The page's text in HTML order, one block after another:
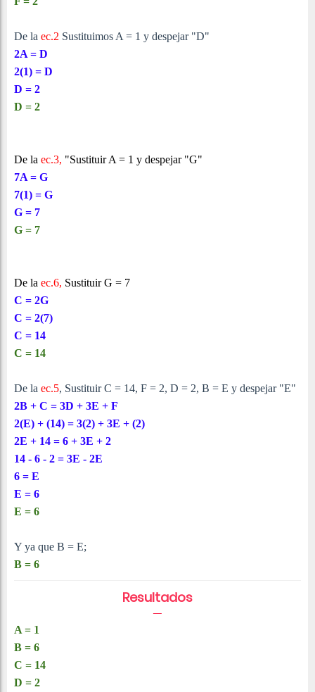
De la ec.2 Sustituimos A = 1 y despejar "D"
2A = D
2(1) = D
D = 2
D = 2
De la ec.3, "Sustituir A = 1 y despejar "G"
7A = G
7(1) = G
G = 7
G = 7
De la ec.6, Sustituir G = 7
C = 2G
C = 2(7)
C = 14
C = 14
De la ec.5, Sustituir C = 14, F = 2, D = 2, B = E y despejar "E"
2B + C = 3D + 3E + F
2(E) + (14) = 3(2) + 3E + (2)
2E + 14 = 6 + 3E + 2
14 - 6 - 2 = 3E - 2E
6 = E
E = 6
E = 6
Y ya que B = E;
B = 6
Resultados
A = 1
B = 6
C = 14
D = 2